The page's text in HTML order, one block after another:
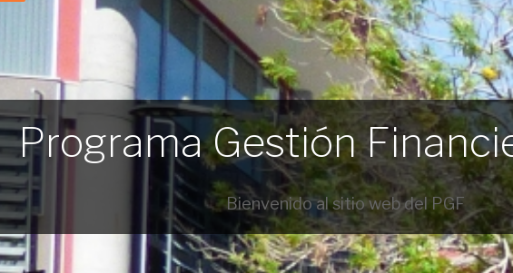
Programa Gestión
Bienvenido al sitio web del PGF